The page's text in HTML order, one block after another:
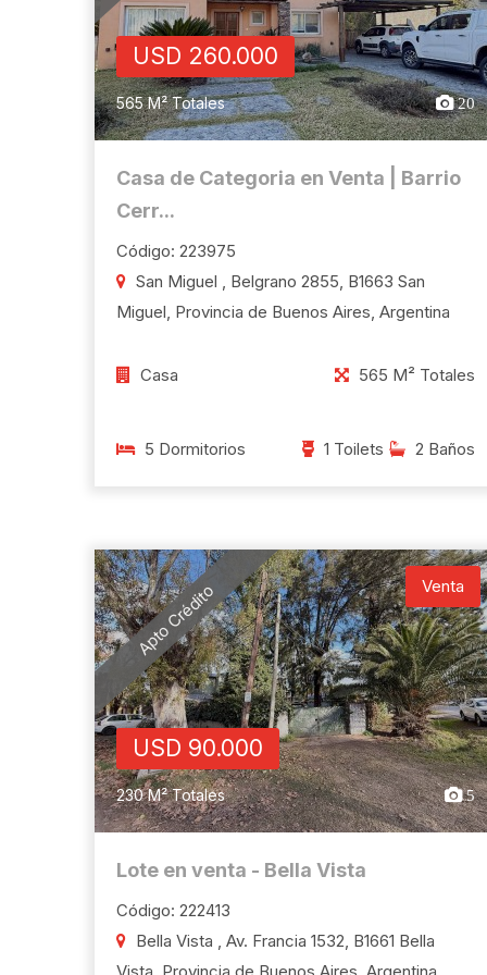
USD 260.000
565 M² Totales 20
Casa de Categoria en Venta | Barrio
Cerr...
Código: 223975
San Miguel , Belgrano 2855, B1663 San
Miguel, Provincia de Buenos Aires, Argentina
Casa 565 M² Totales
5 Dormitorios 2 Baños
1 Toilets
Apto Crédito Venta
USD 90.000
230 M² Totales 5
Lote en venta - Bella Vista
Código: 222413
Bella Vista , Av. Francia 1532, B1661 Bella